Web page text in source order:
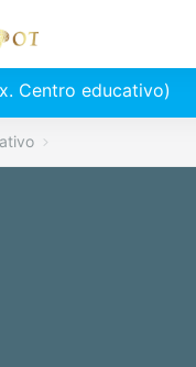
Centro educativo)